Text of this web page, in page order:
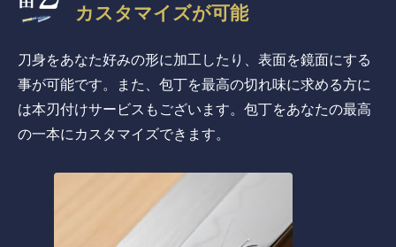
カスタマイズが可能
刀身をあなた好みの形に加工したり、表面を鏡面にする
事が可能です。また、包丁を最高の切れ味に求める方に
は本刃付けサービスもございます。包丁をあなたの最高
の一本にカスタマイズできます。